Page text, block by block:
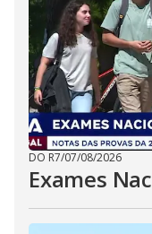
DO R7/07/08/2026
Exames